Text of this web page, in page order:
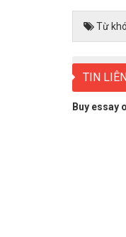
Từ
TIN
Buy essay